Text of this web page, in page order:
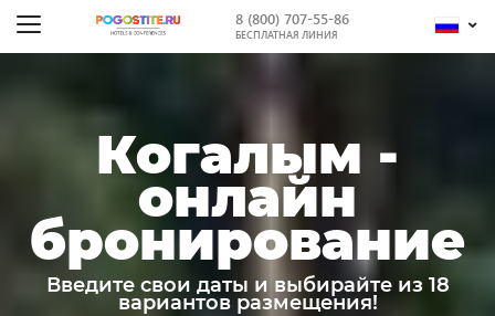
8 (800) 707-55-86
БЕСПЛАТНАЯ ЛИНИЯ
Когалым -
онлайн
бронирование
Введите свои даты и выбирайте из 18
вариантов размещения!